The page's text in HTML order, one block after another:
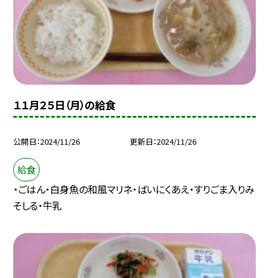
１１月２５日（月）の給食
公開日 2024/11/26 更新日 2024/11/26
給食
・ごはん・白身魚の和風マリネ・ばいにくあえ・すりごま入りみ
そしる・牛乳